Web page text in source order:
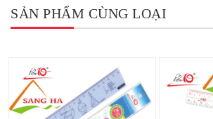
SẢN PHẨM CÙNG LOẠI